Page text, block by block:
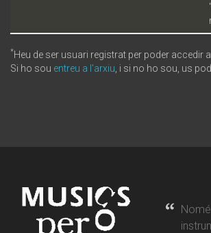
*Heu de ser usuari registrat per poder accedir
Si ho sou entreu a l'arxiu , i si no ho sou, us